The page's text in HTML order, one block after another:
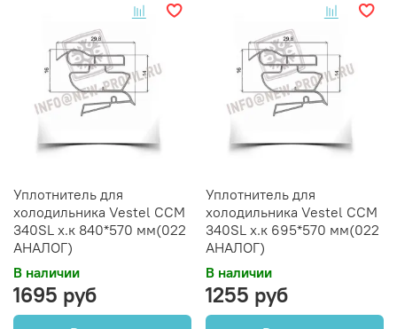
Уплотнитель для
холодильника Vestel CCM
340SL х.к 840*570 мм(022
АНАЛОГ)
В наличии
1695 руб
Уплотнитель для
холодильника Vestel CCM
340SL х.к 695*570 мм(022
АНАЛОГ)
В наличии
1255 руб